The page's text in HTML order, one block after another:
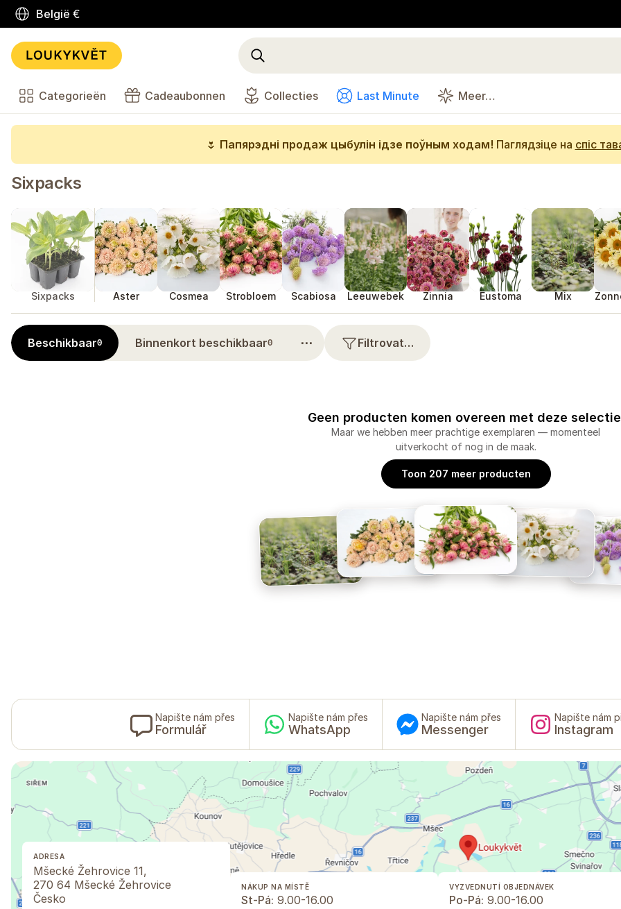
België €
Categorieën Cadeaubonnen Collecties Last Minute Meer…
🌷 Папярэдні продаж цыбулін ідзе поўным ходам! Паглядзіце на спіс
Sixpacks
Sixpacks Aster Cosmea Strobloem Scabiosa Leeuwebek Zinnia Eustoma Mix
Beschikbaar0 Binnenkort beschikbaar0 ⋯ Filtrovat…
Geen producten komen overeen met deze
Maar we hebben meer prachtige exemplaren — momenteel
uitverkocht of nog in de maak.
Toon 207 meer producten
Napište nám přes
Formulář
Napište nám přes
WhatsApp
Napište nám přes
Messenger
Napište nám
Instagram
ADRESA
Mšecké Žehrovice 11,
270 64 Mšecké Žehrovice
Česko
NÁKUP NA MÍSTĚ
St-Pá: 9.00-16.00
VYZVEDNUTÍ OBJEDNÁVEK
Po-Pá: 9.00-16.00